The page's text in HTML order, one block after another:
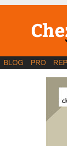
BLOG PRO